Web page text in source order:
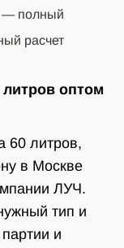
— полный
расчет
оптом
60 литров,
в Москве
ЛУЧ.
тип и
и